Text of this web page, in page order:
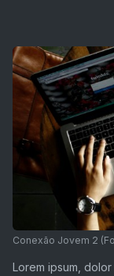
Conexão Jovem 2
Lorem ipsum,